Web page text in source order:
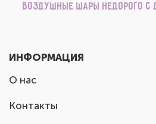
Воздушные шары недорого с
ИНФОРМАЦИЯ
О нас
Контакты